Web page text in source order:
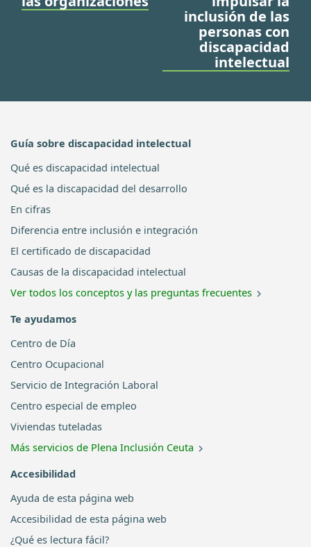
inclusión de las
personas con
discapacidad
intelectual
Guía sobre discapacidad intelectual
Qué es discapacidad intelectual
Qué es la discapacidad del desarrollo
En cifras
Diferencia entre inclusión e integración
El certificado de discapacidad
Causas de la discapacidad intelectual
Ver todos los conceptos y las preguntas frecuentes
Te ayudamos
Centro de Día
Centro Ocupacional
Servicio de Integración Laboral
Centro especial de empleo
Viviendas tuteladas
Más servicios de Plena Inclusión Ceuta
Accesibilidad
Ayuda de esta página web
Accesibilidad de esta página web
¿Qué es lectura fácil?